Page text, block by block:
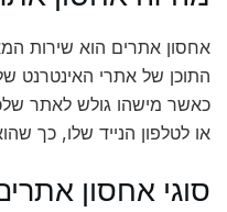
אחסון אתרים הוא שירות
התוכן של אתרי האינטרנט
כאשר מישהו גולש לאתר
או לטלפון הנייד שלו, כך
סוגי אחסון